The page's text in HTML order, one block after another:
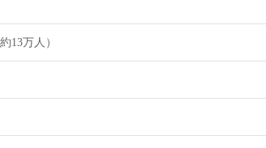
13万人）